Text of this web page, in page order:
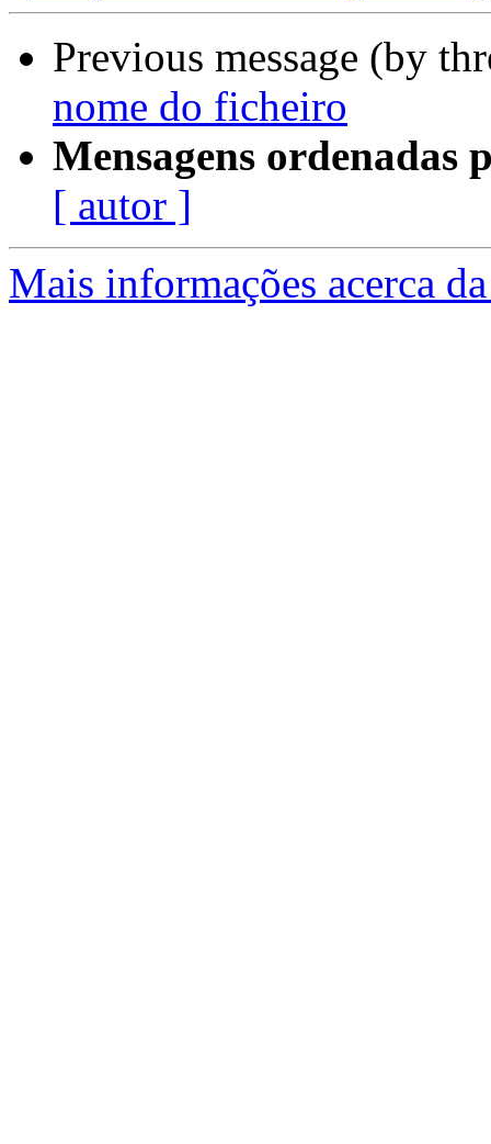
Previous message (by
nome do ficheiro
Mensagens ordenadas
[ autor ]
Mais informações acerca